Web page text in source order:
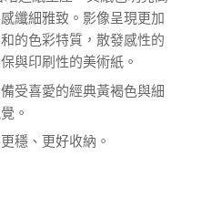
纖細雅致。影像呈現更加
的色彩特質，散發感性的
與印刷性的美術紙。
受喜愛的經典黃褐色與細
。
更穩、更好收納。